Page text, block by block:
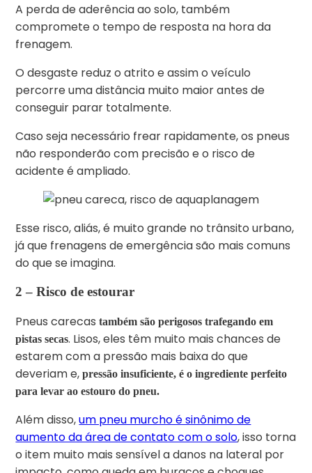
A perda de aderência ao solo, também
compromete o tempo de resposta na hora da
frenagem.
O desgaste reduz o atrito e assim o veículo
percorre uma distância muito maior antes de
conseguir parar totalmente.
Caso seja necessário frear rapidamente, os pneus
não responderão com precisão e o risco de
acidente é ampliado.
Esse risco, aliás, é muito grande no trânsito urbano,
já que frenagens de emergência são mais comuns
do que se imagina.
2 –Risco de estourar
Pneus carecastambém são perigosos trafegando em
pistas secas. Lisos, eles têm muito mais chances de
estarem com a pressão mais baixa do que
deveriam e,pressão insuficiente, é o ingrediente perfeito
para levar ao estouro do pneu.
Além disso,um pneu murcho é sinônimo de
aumento da área de contato com o solo, isso torna
o item muito mais sensível a danos na lateral por